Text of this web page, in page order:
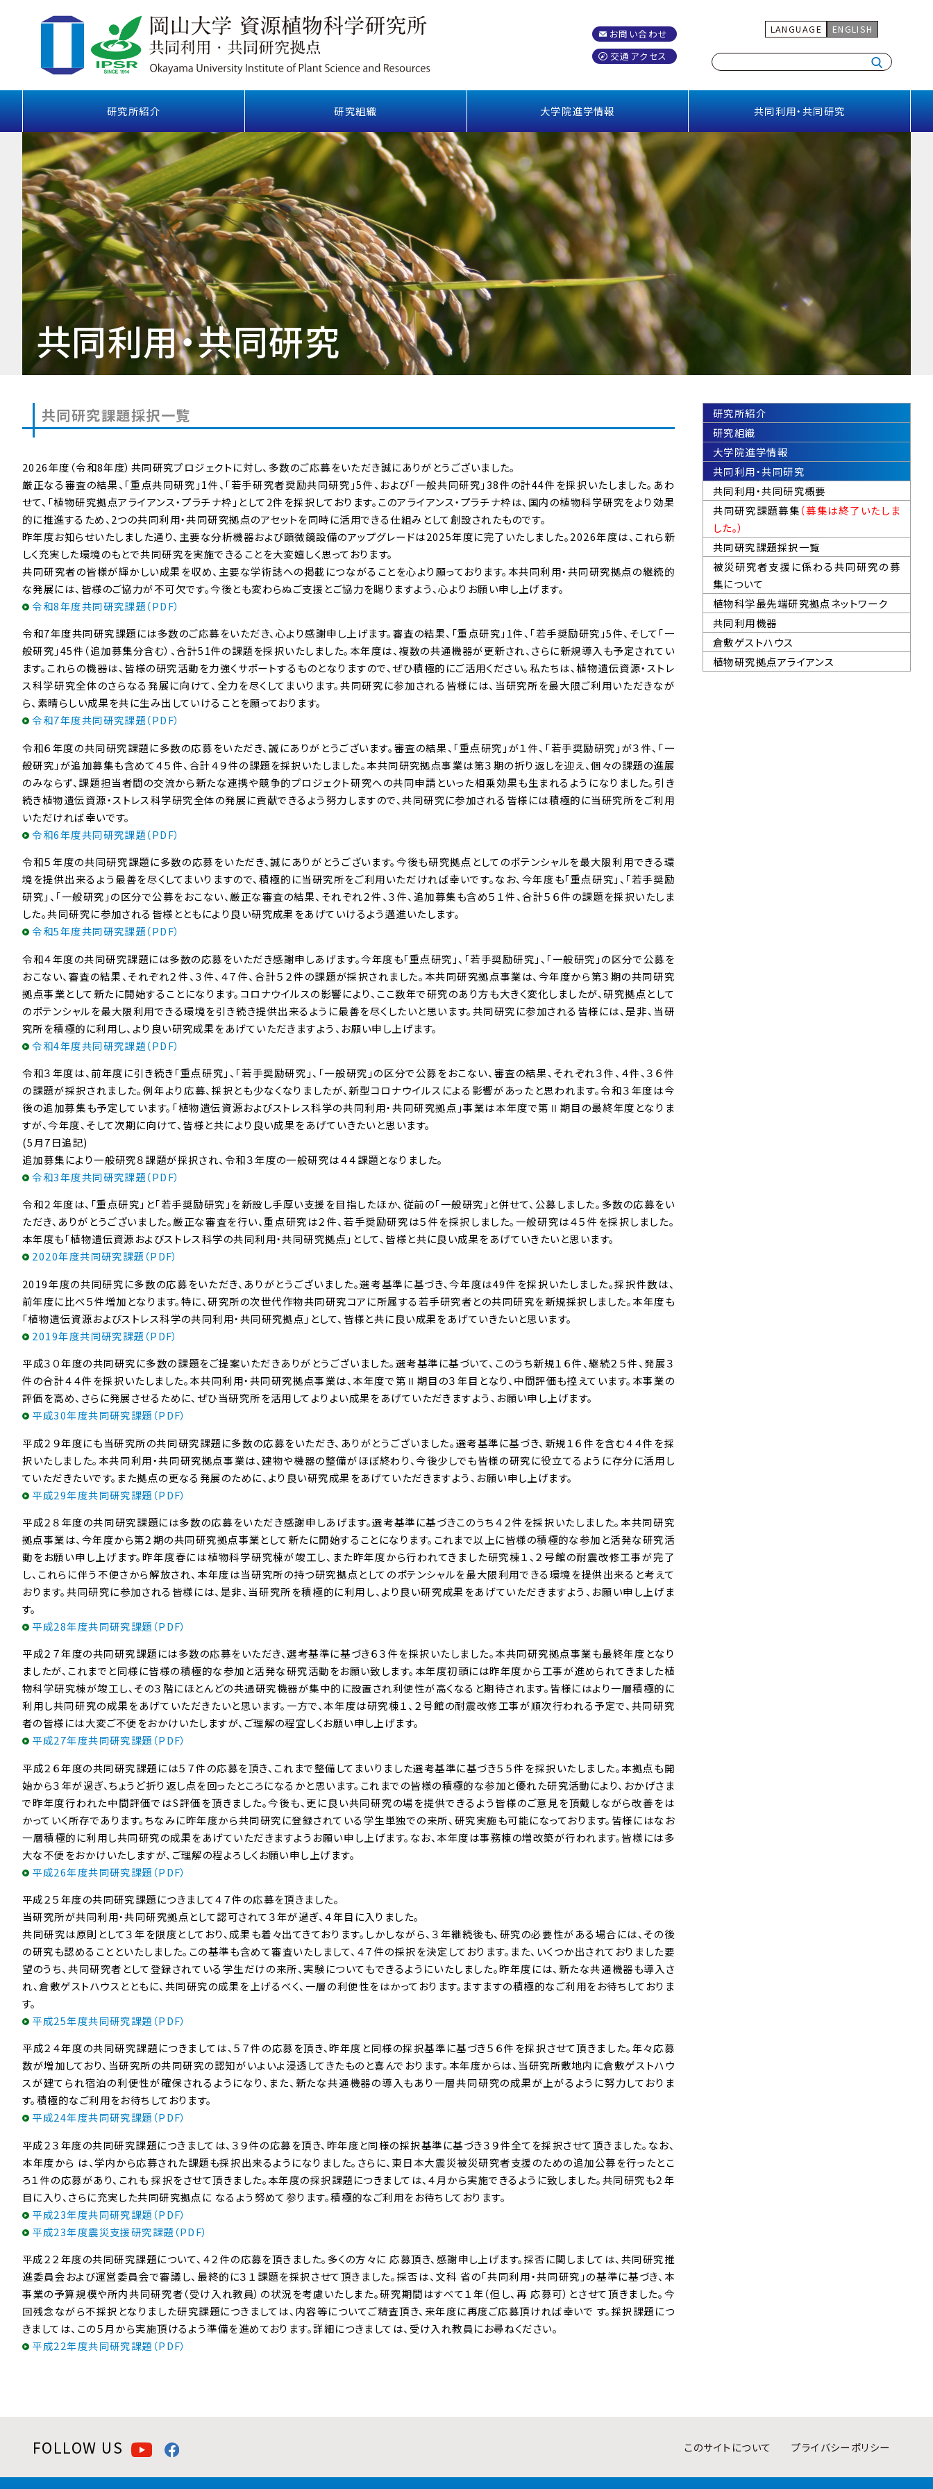
お問い合わせ
交通アクセス
LANGUAGE ENGLISH
研究所紹介 研究組織 大学院進学情報 共同利用・共同研究
共同利用・共同研究
共同研究課題採択一覧
2026年度（令和8年度）共同研究プロジェクトに対し、多数のご応募をいただき誠にありがとうございました。
厳正なる審査の結果、「重点共同研究」1件、「若手研究者奨励共同研究」5件、および「一般共同研究」38件の計44件を採択いたしました。あわ
せて、「植物研究拠点アライアンス・プラチナ枠」として2件を採択しております。このアライアンス・プラチナ枠は、国内の植物科学研究をより効果
的に推進するため、2つの共同利用・共同研究拠点のアセットを同時に活用できる仕組みとして創設されたものです。
昨年度お知らせいたしました通り、主要な分析機器および顕微鏡設備のアップグレードは2025年度に完了いたしました。2026年度は、これら新
しく充実した環境のもとで共同研究を実施できることを大変嬉しく思っております。
共同研究者の皆様が輝かしい成果を収め、主要な学術誌への掲載につながることを心より願っております。本共同利用・共同研究拠点の継続的
な発展には、皆様のご協力が不可欠です。今後とも変わらぬご支援とご協力を賜りますよう、心よりお願い申し上げます。
令和8年度共同研究課題（PDF）
令和7年度共同研究課題には多数のご応募をいただき、心より感謝申し上げます。審査の結果、「重点研究」1件、「若手奨励研究」5件、そして「一
般研究」45件（追加募集分含む）、合計51件の課題を採択いたしました。本年度は、複数の共通機器が更新され、さらに新規導入も予定されてい
ます。これらの機器は、皆様の研究活動を力強くサポートするものとなりますので、ぜひ積極的にご活用ください。私たちは、植物遺伝資源・ストレ
ス科学研究全体のさらなる発展に向けて、全力を尽くしてまいります。共同研究に参加される皆様には、当研究所を最大限ご利用いただきなが
ら、素晴らしい成果を共に生み出していけることを願っております。
令和7年度共同研究課題（PDF）
令和６年度の共同研究課題に多数の応募をいただき、誠にありがとうございます。審査の結果、「重点研究」が１件、「若手奨励研究」が３件、「一
般研究」が追加募集も含めて４５件、合計４９件の課題を採択いたしました。本共同研究拠点事業は第３期の折り返しを迎え、個々の課題の進展
のみならず、課題担当者間の交流から新たな連携や競争的プロジェクト研究への共同申請といった相乗効果も生まれるようになりました。引き
続き植物遺伝資源・ストレス科学研究全体の発展に貢献できるよう努力しますので、共同研究に参加される皆様には積極的に当研究所をご利用
いただければ幸いです。
令和6年度共同研究課題（PDF）
令和５年度の共同研究課題に多数の応募をいただき、誠にありがとうございます。今後も研究拠点としてのポテンシャルを最大限利用できる環
境を提供出来るよう最善を尽くしてまいりますので、積極的に当研究所をご利用いただければ幸いです。なお、今年度も「重点研究」、「若手奨励
研究」、「一般研究」の区分で公募をおこない、厳正な審査の結果、それぞれ２件、３件、追加募集も含め５１件、合計５６件の課題を採択いたしま
した。共同研究に参加される皆様とともにより良い研究成果をあげていけるよう邁進いたします。
令和5年度共同研究課題（PDF）
令和４年度の共同研究課題には多数の応募をいただき感謝申しあげます。今年度も「重点研究」、「若手奨励研究」、「一般研究」の区分で公募を
おこない、審査の結果、それぞれ２件、３件、４７件、合計５２件の課題が採択されました。本共同研究拠点事業は、今年度から第３期の共同研究
拠点事業として新たに開始することになります。コロナウイルスの影響により、ここ数年で研究のあり方も大きく変化しましたが、研究拠点として
のポテンシャルを最大限利用できる環境を引き続き提供出来るように最善を尽くしたいと思います。共同研究に参加される皆様には、是非、当研
究所を積極的に利用し、より良い研究成果をあげていただきますよう、お願い申し上げます。
令和4年度共同研究課題（PDF）
令和３年度は、前年度に引き続き「重点研究」、「若手奨励研究」、「一般研究」の区分で公募をおこない、審査の結果、それぞれ３件、４件、３６件
の課題が採択されました。例年より応募、採択とも少なくなりましたが、新型コロナウイルスによる影響があったと思われます。令和３年度は今
後の追加募集も予定しています。「植物遺伝資源およびストレス科学の共同利用・共同研究拠点」事業は本年度で第Ⅱ期目の最終年度となりま
すが、今年度、そして次期に向けて、皆様と共により良い成果をあげていきたいと思います。
(5月7日追記)
追加募集により一般研究８課題が採択され、令和３年度の一般研究は４４課題となりました。
令和3年度共同研究課題（PDF）
令和２年度は、｢重点研究｣と｢若手奨励研究｣を新設し手厚い支援を目指したほか、従前の｢一般研究｣と併せて、公募しました。多数の応募をい
ただき、ありがとうございました。厳正な審査を行い、重点研究は２件、若手奨励研究は５件を採択しました。一般研究は４５件を採択しました。
本年度も「植物遺伝資源およびストレス科学の共同利用・共同研究拠点」として、皆様と共に良い成果をあげていきたいと思います。
2020年度共同研究課題（PDF）
2019年度の共同研究に多数の応募をいただき、ありがとうございました。選考基準に基づき、今年度は49件を採択いたしました。採択件数は、
前年度に比べ５件増加となります。特に、研究所の次世代作物共同研究コアに所属する若手研究者との共同研究を新規採択しました。本年度も
「植物遺伝資源およびストレス科学の共同利用・共同研究拠点」として、皆様と共に良い成果をあげていきたいと思います。
2019年度共同研究課題（PDF）
平成３０年度の共同研究に多数の課題をご提案いただきありがとうございました。選考基準に基づいて、このうち新規１６件、継続２５件、発展３
件の合計４４件を採択いたしました。本共同利用・共同研究拠点事業は、本年度で第Ⅱ期目の３年目となり、中間評価も控えています。本事業の
評価を高め、さらに発展させるために、ぜひ当研究所を活用してよりよい成果をあげていただきますよう、お願い申し上げます。
平成30年度共同研究課題（PDF）
平成２９年度にも当研究所の共同研究課題に多数の応募をいただき、ありがとうございました。選考基準に基づき、新規１６件を含む４４件を採
択いたしました。本共同利用・共同研究拠点事業は、建物や機器の整備がほぼ終わり、今後少しでも皆様の研究に役立てるように存分に活用し
ていただきたいです。また拠点の更なる発展のために、より良い研究成果をあげていただきますよう、お願い申し上げます。
平成29年度共同研究課題（PDF）
平成２８年度の共同研究課題には多数の応募をいただき感謝申しあげます。選考基準に基づきこのうち４２件を採択いたしました。本共同研究
拠点事業は、今年度から第２期の共同研究拠点事業として新たに開始することになります。これまで以上に皆様の積極的な参加と活発な研究活
動をお願い申し上げます。昨年度春には植物科学研究棟が竣工し、また昨年度から行われてきました研究棟１、２号館の耐震改修工事が完了
し、これらに伴う不便さから解放され、本年度は当研究所の持つ研究拠点としてのポテンシャルを最大限利用できる環境を提供出来ると考えて
おります。共同研究に参加される皆様には、是非、当研究所を積極的に利用し、より良い研究成果をあげていただきますよう、お願い申し上げま
す。
平成28年度共同研究課題（PDF）
平成２７年度の共同研究課題には多数の応募をいただき、選考基準に基づき６３件を採択いたしました。本共同研究拠点事業も最終年度となり
ましたが、これまでと同様に皆様の積極的な参加と活発な研究活動をお願い致します。本年度初頭には昨年度から工事が進められてきました植
物科学研究棟が竣工し、その３階にほとんどの共通研究機器が集中的に設置され利便性が高くなると期待されます。皆様にはより一層積極的に
利用し共同研究の成果をあげていただきたいと思います。一方で、本年度は研究棟１、２号館の耐震改修工事が順次行われる予定で、共同研究
者の皆様には大変ご不便をおかけいたしますが、ご理解の程宜しくお願い申し上げます。
平成27年度共同研究課題（PDF）
平成２６年度の共同研究課題には５７件の応募を頂き、これまで整備してまいりました選考基準に基づき５５件を採択いたしました。本拠点も開
始から３年が過ぎ、ちょうど折り返し点を回ったところになるかと思います。これまでの皆様の積極的な参加と優れた研究活動により、おかげさま
で昨年度行われた中間評価ではS評価を頂きました。今後も、更に良い共同研究の場を提供できるよう皆様のご意見を頂戴しながら改善をは
かっていく所存であります。ちなみに昨年度から共同研究に登録されている学生単独での来所、研究実施も可能になっております。皆様にはなお
一層積極的に利用し共同研究の成果をあげていただきますようお願い申し上げます。なお、本年度は事務棟の増改築が行われます。皆様には多
大な不便をおかけいたしますが、ご理解の程よろしくお願い申し上げます。
平成26年度共同研究課題（PDF）
平成２５年度の共同研究課題につきまして４７件の応募を頂きました。
当研究所が共同利用・共同研究拠点として認可されて３年が過ぎ、４年目に入りました。
共同研究は原則として３年を限度としており、成果も着々出てきております。しかしながら、３年継続後も、研究の必要性がある場合には、その後
の研究も認めることといたしました。この基準も含めて審査いたしまして、４７件の採択を決定しております。また、いくつか出されておりました要
望のうち、共同研究者として登録されている学生だけの来所、実験についてもできるようにいたしました。昨年度には、新たな共通機器も導入さ
れ、倉敷ゲストハウスとともに、共同研究の成果を上げるべく、一層の利便性をはかっております。ますますの積極的なご利用をお待ちしておりま
す。
平成25年度共同研究課題（PDF）
平成２４年度の共同研究課題につきましては、５７件の応募を頂き、昨年度と同様の採択基準に基づき５６件を採択させて頂きました。年々応募
数が増加しており、当研究所の共同研究の認知がいよいよ浸透してきたものと喜んでおります。本年度からは、当研究所敷地内に倉敷ゲストハウ
スが建てられ宿泊の利便性が確保されるようになり、また、新たな共通機器の導入もあり一層共同研究の成果が上がるように努力しておりま
す。積極的なご利用をお待ちしております。
平成24年度共同研究課題（PDF）
平成２３年度の共同研究課題につきましては、３９件の応募を頂き、昨年度と同様の採択基準に基づき３９件全てを採択させて頂きました。なお、
本年度から は、学内から応募された課題も採択出来るようになりました。さらに、東日本大震災被災研究者支援のための追加公募を行ったとこ
ろ１件の応募があり、これも 採択をさせて頂きました。本年度の採択課題につきましては、４月から実施できるように致しました。共同研究も２年
目に入り、さらに充実した共同研究拠点に なるよう努めて参ります。積極的なご利用をお待ちしております。
平成23年度共同研究課題（PDF）
平成23年度震災支援研究課題（PDF）
平成２２年度の共同研究課題について、４２件の応募を頂きました。多くの方々に 応募頂き、感謝申し上げます。採否に関しましては、共同研究推
進委員会および運営委員会で審議し、最終的に３１課題を採択させて頂きました。採否は、文科 省の「共同利用・共同研究」の基準に基づき、本
事業の予算規模や所内共同研究者（受け入れ教員）の状況を考慮いたしまた。研究期間はすべて１年（但し、再 応募可）とさせて頂きました。今
回残念ながら不採択となりました研究課題につきましては、内容等についてご精査頂き、来年度に再度ご応募頂ければ幸いで す。採択課題につ
きましては、この５月から実施頂けるよう準備を進めております。詳細につきましては、受け入れ教員にお尋ねください。
平成22年度共同研究課題（PDF）
研究所紹介
研究組織
大学院進学情報
共同利用・共同研究
共同利用・共同研究概要
共同研究課題募集（募集は終了いたしま
した。）
共同研究課題採択一覧
被災研究者支援に係わる共同研究の募
集について
植物科学最先端研究拠点ネットワーク
共同利用機器
倉敷ゲストハウス
植物研究拠点アライアンス
FOLLOW US このサイトについて プライバシーポリシー